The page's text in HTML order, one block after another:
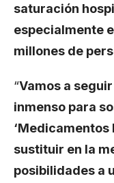
saturación
especialmente
millones de
“Vamos a
inmenso para
‘Medicamentos
sustituir en la
posibilidades a